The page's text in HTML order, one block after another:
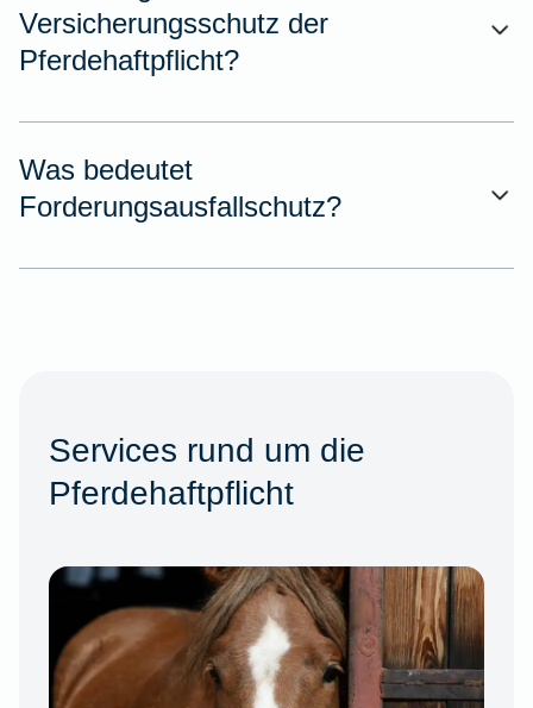
Versicherungsschutz der
Pferdehaftpflicht?
Was bedeutet
Forderungsausfallschutz?
Services rund um die
Pferdehaftpflicht